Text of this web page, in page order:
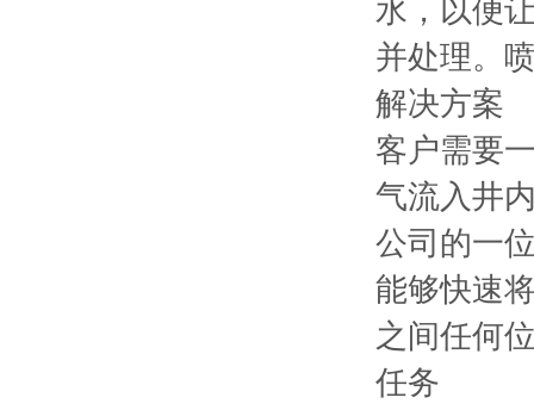
水，以便
并处理。
解决方案
客户需要
气流入井
公司的一
能够快速
之间任何
任务